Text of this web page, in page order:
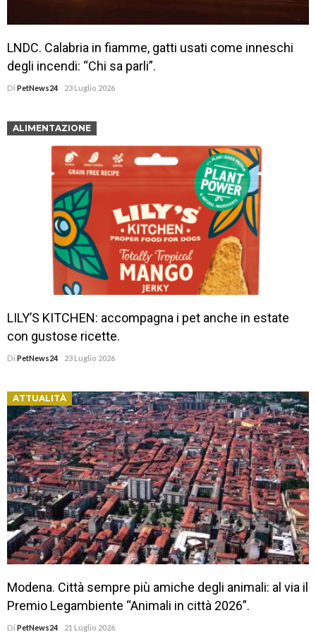
LNDC. Calabria in fiamme, gatti usati come inneschi
degli incendi: “Chi sa parli”.
Di PetNews24 23 Luglio 2026
ALIMENTAZIONE
LILY’S KITCHEN: accompagna i pet anche in estate
con gustose ricette.
Di PetNews24 23 Luglio 2026
ATTUALITÀ
Modena. Città sempre più amiche degli animali: al via il
Premio Legambiente “Animali in città 2026”.
Di PetNews24 21 Luglio 2026